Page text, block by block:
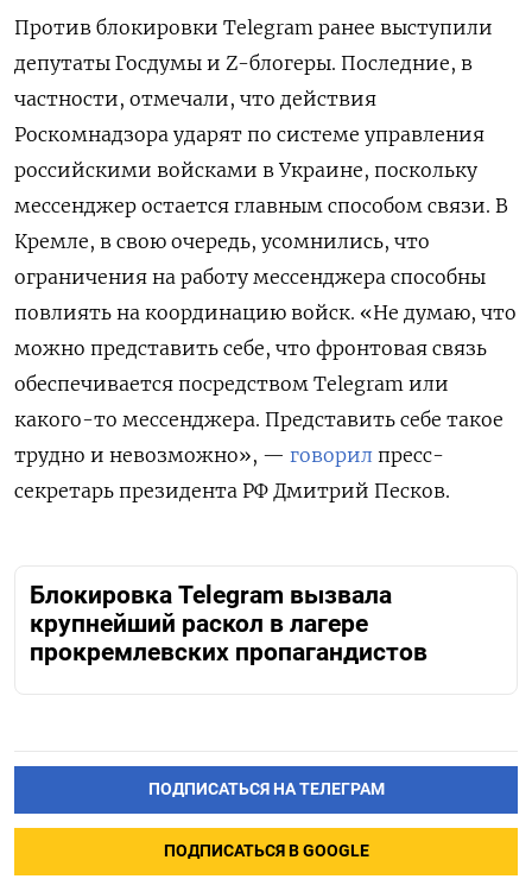
Против блокировки Telegram ранее выступили
депутаты Госдумы и Z-блогеры. Последние, в
частности, отмечали, что действия
Роскомнадзора ударят по системе управления
российскими войсками в Украине, поскольку
мессенджер остается главным способом связи. В
Кремле, в свою очередь, усомнились, что
ограничения на работу мессенджера способны
повлиять на координацию войск. «Не думаю, что
можно представить себе, что фронтовая связь
обеспечивается посредством Telegram или
какого-то мессенджера. Представить себе такое
трудно и невозможно», — говорил пресс-
секретарь президента РФ Дмитрий Песков.
Блокировка Telegram вызвала
крупнейший раскол в лагере
прокремлевских пропагандистов
ПОДПИСАТЬСЯ НА ТЕЛЕГРАМ
ПОДПИСАТЬСЯ В GOOGLE